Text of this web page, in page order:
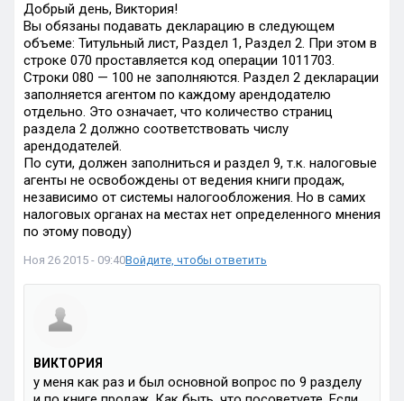
Добрый день, Виктория!
Вы обязаны подавать декларацию в следующем
объеме: Титульный лист, Раздел 1, Раздел 2. При этом в
строке 070 проставляется код операции 1011703.
Строки 080 — 100 не заполняются. Раздел 2 декларации
заполняется агентом по каждому арендодателю
отдельно. Это означает, что количество страниц
раздела 2 должно соответствовать числу
арендодателей.
По сути, должен заполниться и раздел 9, т.к. налоговые
агенты не освобождены от ведения книги продаж,
независимо от системы налогообложения. Но в самих
налоговых органах на местах нет определенного мнения
по этому поводу)
Ноя 26 2015 - 09:40Войдите, чтобы ответить
ВИКТОРИЯ
у меня как раз и был основной вопрос по 9 разделу